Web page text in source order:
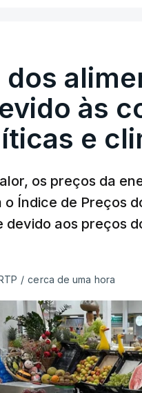
dos
às
e
os preços da
o Índice de Preços
devido aos preços
/ cerca de uma hora